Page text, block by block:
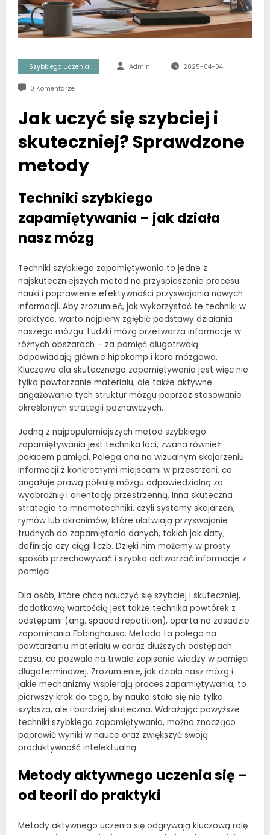
Szybkiego Uczenia Admin 2025-04-04
0 Komentarze
Jak uczyć się szybciej i
skuteczniej? Sprawdzone
metody
Techniki szybkiego
zapamiętywania – jak działa
nasz mózg
Techniki szybkiego zapamiętywania to jedne z
najskuteczniejszych metod na przyspieszenie procesu
nauki i poprawienie efektywności przyswajania nowych
informacji. Aby zrozumieć, jak wykorzystać te techniki w
praktyce, warto najpierw zgłębić podstawy działania
naszego mózgu. Ludzki mózg przetwarza informacje w
różnych obszarach – za pamięć długotrwałą
odpowiadają głównie hipokamp i kora mózgowa.
Kluczowe dla skutecznego zapamiętywania jest więc nie
tylko powtarzanie materiału, ale także aktywne
angażowanie tych struktur mózgu poprzez stosowanie
określonych strategii poznawczych.
Jedną z najpopularniejszych metod szybkiego
zapamiętywania jest technika loci, zwana również
pałacem pamięci. Polega ona na wizualnym skojarzeniu
informacji z konkretnymi miejscami w przestrzeni, co
angażuje prawą półkulę mózgu odpowiedzialną za
wyobraźnię i orientację przestrzenną. Inna skuteczna
strategia to mnemotechniki, czyli systemy skojarzeń,
rymów lub akronimów, które ułatwiają przyswajanie
trudnych do zapamiętania danych, takich jak daty,
definicje czy ciągi liczb. Dzięki nim możemy w prosty
sposób przechowywać i szybko odtwarzać informacje z
pamięci.
Dla osób, które chcą nauczyć się szybciej i skuteczniej,
dodatkową wartością jest także technika powtórek z
odstępami (ang. spaced repetition), oparta na zasadzie
zapominania Ebbinghausa. Metoda ta polega na
powtarzaniu materiału w coraz dłuższych odstępach
czasu, co pozwala na trwałe zapisanie wiedzy w pamięci
długoterminowej. Zrozumienie, jak działa nasz mózg i
jakie mechanizmy wspierają proces zapamiętywania, to
pierwszy krok do tego, by nauka stała się nie tylko
szybsza, ale i bardziej skuteczna. Wdrażając powyższe
techniki szybkiego zapamiętywania, można znacząco
poprawić wyniki w nauce oraz zwiększyć swoją
produktywność intelektualną.
Metody aktywnego uczenia się –
od teorii do praktyki
Metody aktywnego uczenia się odgrywają kluczową rolę